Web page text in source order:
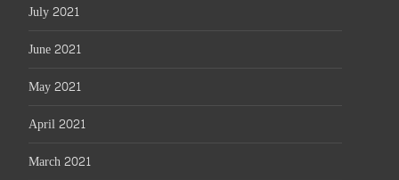
July 2021
June 2021
May 2021
April 2021
March 2021